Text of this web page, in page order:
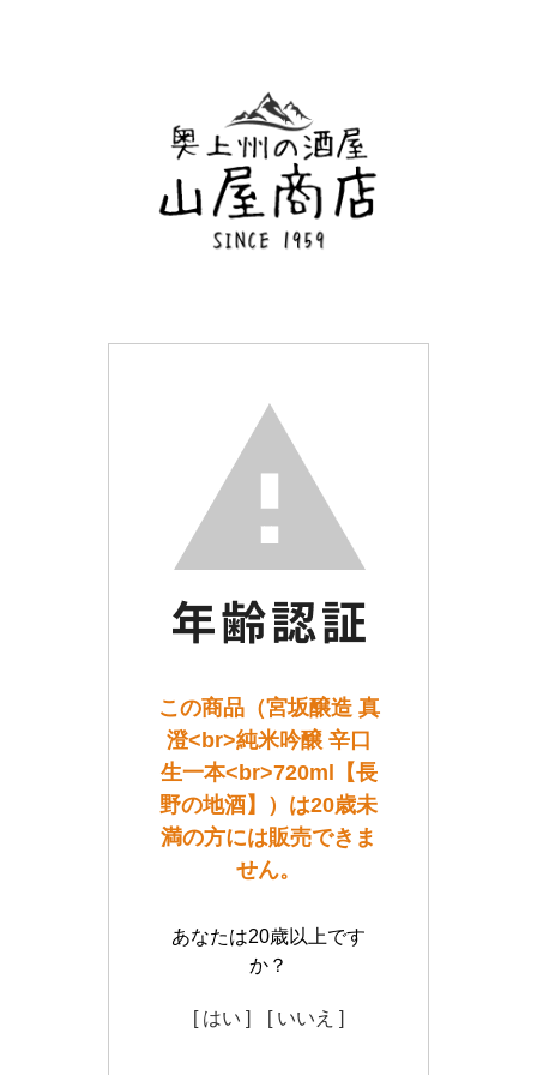
この商品（宮坂醸造 真
澄<br>純米吟醸 辛口
生一本<br>720ml【長
野の地酒】）は20歳未
満の方には販売できま
せん。
あなたは20歳以上です
か？
[ はい ] [ いいえ ]